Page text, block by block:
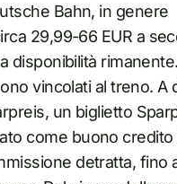
Bahn, in genere
29,99-66 EUR a
disponibilità
vincolati al treno. A
un biglietto
come buono credito
detratta, fino